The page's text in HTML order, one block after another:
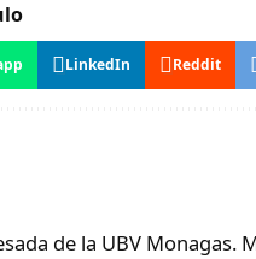
LinkedIn Reddit
de la UBV Monagas.